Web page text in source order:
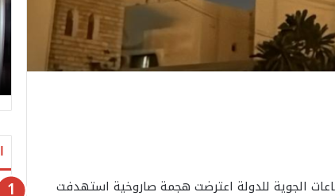
الجوية للدولة اعترضت هجمة صاروخية استهدفت